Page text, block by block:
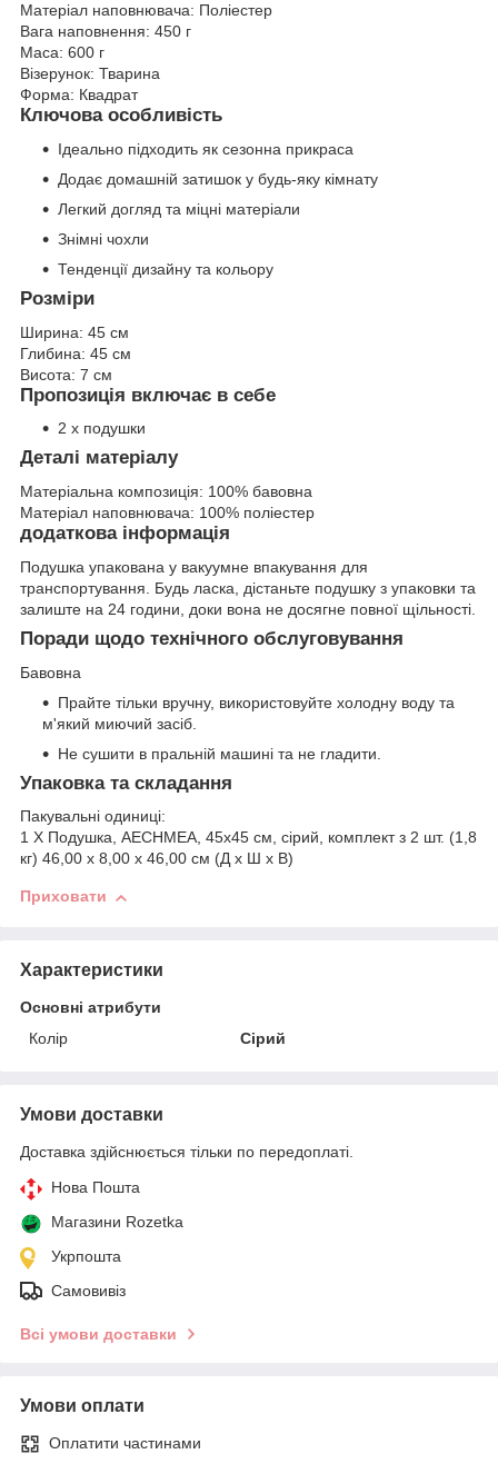
Матеріал наповнювача: Поліестер
Вага наповнення: 450 г
Маса: 600 г
Візерунок: Тварина
Форма: Квадрат
Ключова особливість
Ідеально підходить як сезонна прикраса
Додає домашній затишок у будь-яку кімнату
Легкий догляд та міцні матеріали
Знімні чохли
Тенденції дизайну та кольору
Розміри
Ширина: 45 см
Глибина: 45 см
Висота: 7 см
Пропозиція включає в себе
2 х подушки
Деталі матеріалу
Матеріальна композиція: 100% бавовна
Матеріал наповнювача: 100% поліестер
додаткова інформація
Подушка упакована у вакуумне впакування для
транспортування. Будь ласка, дістаньте подушку з упаковки та
залиште на 24 години, доки вона не досягне повної щільності.
Поради щодо технічного обслуговування
Бавовна
Прайте тільки вручну, використовуйте холодну воду та
м'який миючий засіб.
Не сушити в пральній машині та не гладити.
Упаковка та складання
Пакувальні одиниці:
1 X Подушка, AECHMEA, 45x45 см, сірий, комплект з 2 шт. (1,8
кг) 46,00 x 8,00 x 46,00 см (Д x Ш x В)
Приховати
Характеристики
Основні атрибути
Колір
Сірий
Умови доставки
Доставка здійснюється тільки по передоплаті.
Нова Пошта
Магазини Rozetka
Укрпошта
Самовивіз
Всі умови доставки
Умови оплати
Оплатити частинами